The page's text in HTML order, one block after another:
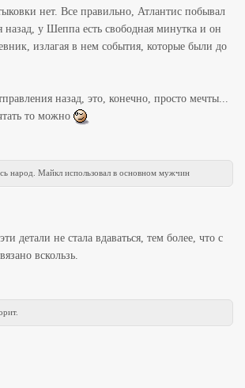
нет. Все правильно, Атлантис побывал
назад, у Шеппа есть свободная минутка и он
излагая в нем события, которые были до
назад, это, конечно, просто мечты...
то можно
народ. Майкл использовал в основном мужчин
детали не стала вдаваться, тем более, что с
вскользь.